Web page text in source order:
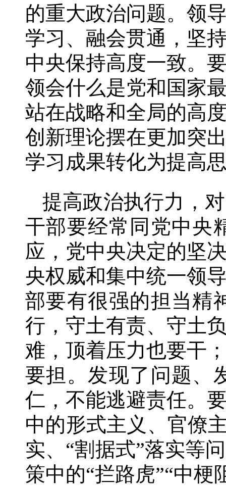
的重大政治问题。领
学习、融会贯通，坚
中央保持高度一致。
领会什么是党和国家
站在战略和全局的高
创新理论摆在更加突
学习成果转化为提高
提高政治执行力，
干部要经常同党中央
应，党中央决定的坚
央权威和集中统一领
部要有很强的担当精
行，守土有责、守土
难，顶着压力也要干
要担。发现了问题、
仁，不能逃避责任。
中的形式主义、官僚
实、“割据式”落实等
策中的“拦路虎”“中梗